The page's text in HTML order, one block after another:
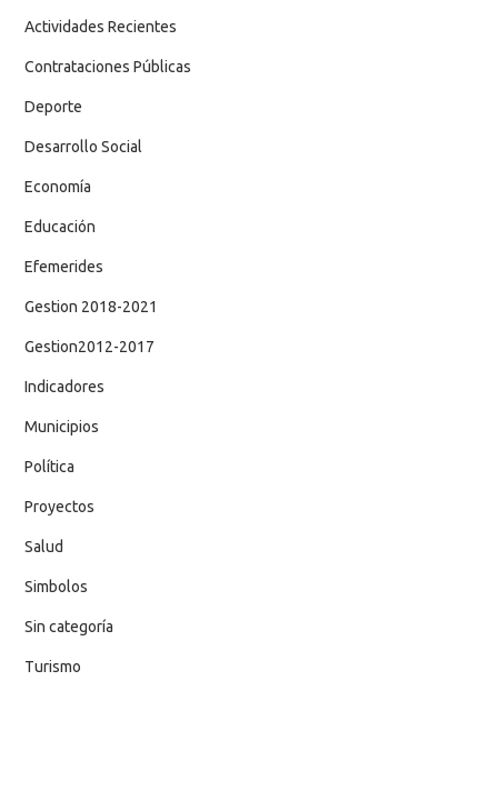
Actividades Recientes
Contrataciones Públicas
Deporte
Desarrollo Social
Economía
Educación
Efemerides
Gestion 2018-2021
Gestion2012-2017
Indicadores
Municipios
Política
Proyectos
Salud
Simbolos
Sin categoría
Turismo